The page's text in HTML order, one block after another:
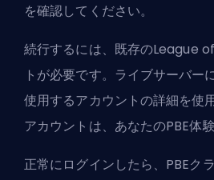
を確認してください。
続行するには、既存のLeague
トが必要です。ライブサーバー
使用するアカウントの詳細を使
アカウントは、あなたのPBE体
正常にログインしたら、PBEク